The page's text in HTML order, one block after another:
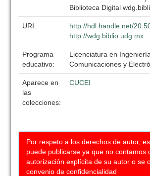
Biblioteca Digital
URI:
http://hdl.handle.net/
http://wdg.biblio.udg.mx
Programa
educativo:
Licenciatura en
Comunicaciones y
Aparece en
las
colecciones:
CUCEI
Por respeto a los derechos de autor,
puede publicarse ya que no contamos
autorización explícita de su autor o se
convenio de confidencialidad